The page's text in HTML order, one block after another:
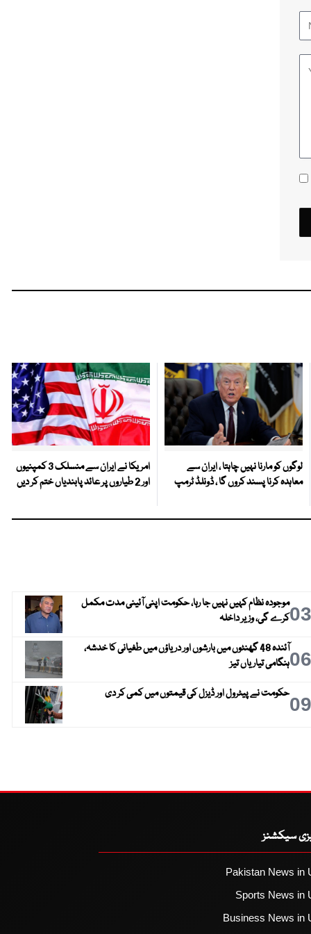
لوگوں کو مارنا نہیں چاہتا ، ایران سے
معاہدہ کرنا پسند کروں گا ، ڈونلڈ ٹرمپ
امریکا نے ایران سے منسلک 3 کمپنیوں
اور 2 طیاروں پر عائد پابندیاں ختم کر دیں
03موجودہ نظام کہیں نہیں جا رہا، حکومت اپنی آئینی مدت مکمل
کرے گی، وزیر داخلہ
06
آئندہ 48 گھنٹوں میں بارشوں اور دریاؤں میں طغیانی کا خدشہ،
ہنگامی تیاریاں تیز
09حکومت نے پیٹرول اور ڈیزل کی قیمتوں میں کمی کر دی
سیکشنز
Pakistan News in
Sports News in
Business News in